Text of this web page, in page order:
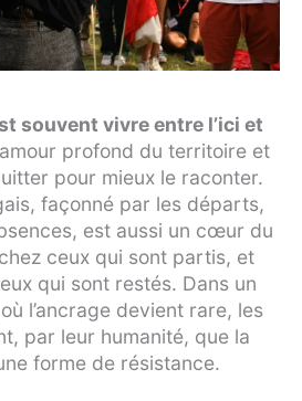
souvent vivre entre l’ici et
profond du territoire et
pour mieux le raconter.
façonné par les départs,
est aussi un cœur du
ceux qui sont partis, et
qui sont restés. Dans un
l’ancrage devient rare, les
par leur humanité, que la
forme de résistance.